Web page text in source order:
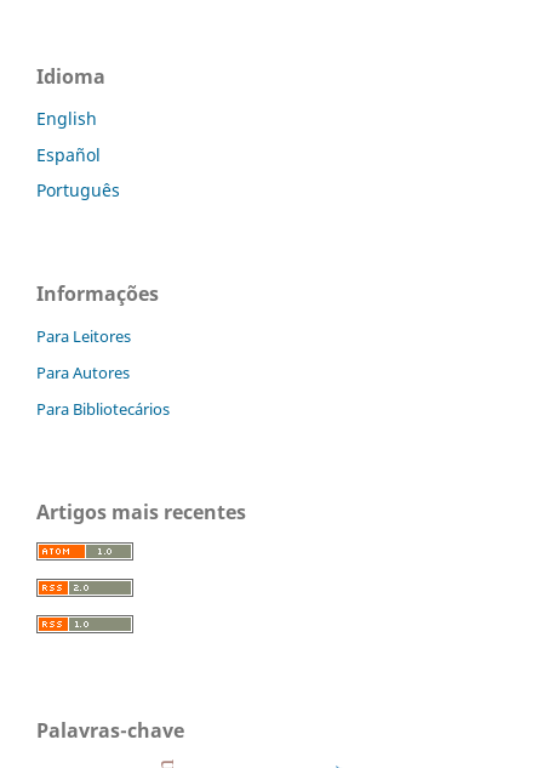
Idioma
English
Español
Português
Informações
Para Leitores
Para Autores
Para Bibliotecários
Artigos mais recentes
Palavras-chave